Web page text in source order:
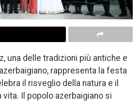
una delle tradizioni più antiche e
rappresenta la festa
il risveglio della natura e il
vita. Il popolo azerbaigiano si